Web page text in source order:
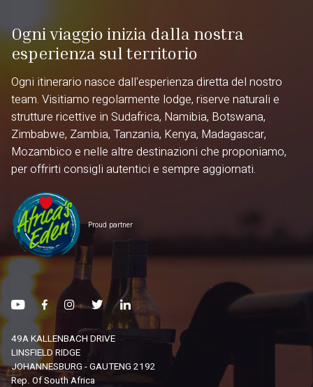
Ogni viaggio inizia dalla nostra
esperienza sul territorio
Ogni itinerario nasce dall'esperienza diretta del nostro
team. Visitiamo regolarmente lodge, riserve naturali e
strutture ricettive in Sudafrica, Namibia, Botswana,
Zimbabwe, Zambia, Tanzania, Kenya, Madagascar,
Mozambico e nelle altre destinazioni che proponiamo,
per offrirti consigli autentici e sempre aggiornati.
Proud partner
49A KALLENBACH DRIVE
LINSFIELD RIDGE
JOHANNESBURG - GAUTENG 2192
Rep. Of South Africa